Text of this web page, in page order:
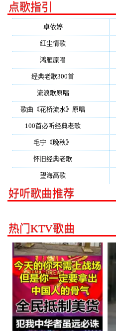
点歌指引
卓依婷(350)
红尘情歌
鸿雁原唱
经典老歌300首
流浪歌原唱
歌曲《花桥流水》原唱
100首必听经典老歌
毛宁《晚秋》
怀旧经典老歌
望海高歌
好听歌曲推荐
热门KTV歌曲